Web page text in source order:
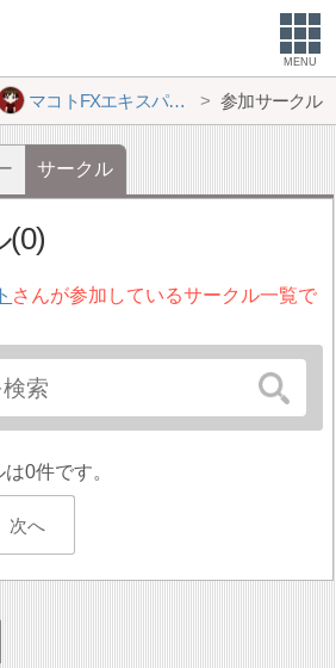
MENU
マコトFXエキスパート 参加サークル
サークル
(0)
さんが参加しているサークル一覧で
0件です。
次へ